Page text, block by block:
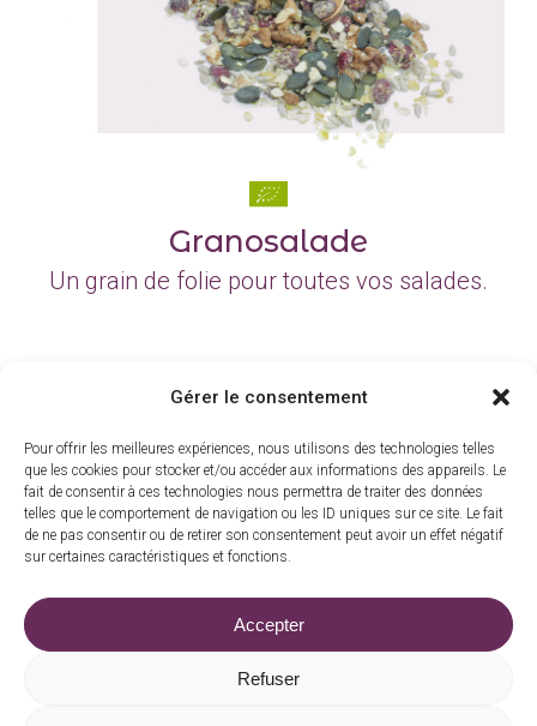
Gérer le consentement
Pour offrir les meilleures expériences, nous utilisons des technologies telles
que les cookies pour stocker et/ou accéder aux informations des appareils. Le
fait de consentir à ces technologies nous permettra de traiter des données
telles que le comportement de navigation ou les ID uniques sur ce site. Le fait
de ne pas consentir ou de retirer son consentement peut avoir un effet négatif
sur certaines caractéristiques et fonctions.
Accepter
Refuser
Granosalade
Un grain de folie pour toutes vos salades.
Toute la gamme
La barrade, 15210 Madic
commande@moulindarche.com